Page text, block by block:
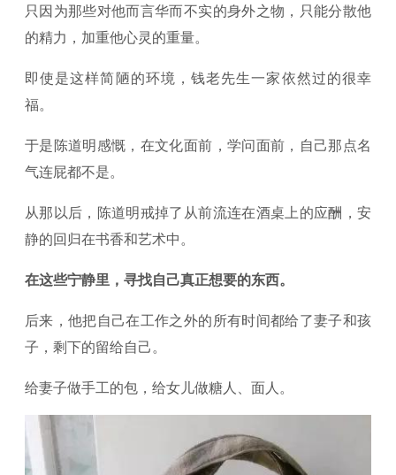
只因为那些对他而言华而不实的身外之物，只能分散他
的精力，加重他心灵的重量。
即使是这样简陋的环境，钱老先生一家依然过的很幸
福。
于是陈道明感慨，在文化面前，学问面前，自己那点名
气连屁都不是。
从那以后，陈道明戒掉了从前流连在酒桌上的应酬，安
静的回归在书香和艺术中。
在这些宁静里，寻找自己真正想要的东西。
后来，他把自己在工作之外的所有时间都给了妻子和孩
子，剩下的留给自己。
给妻子做手工的包，给女儿做糖人、面人。